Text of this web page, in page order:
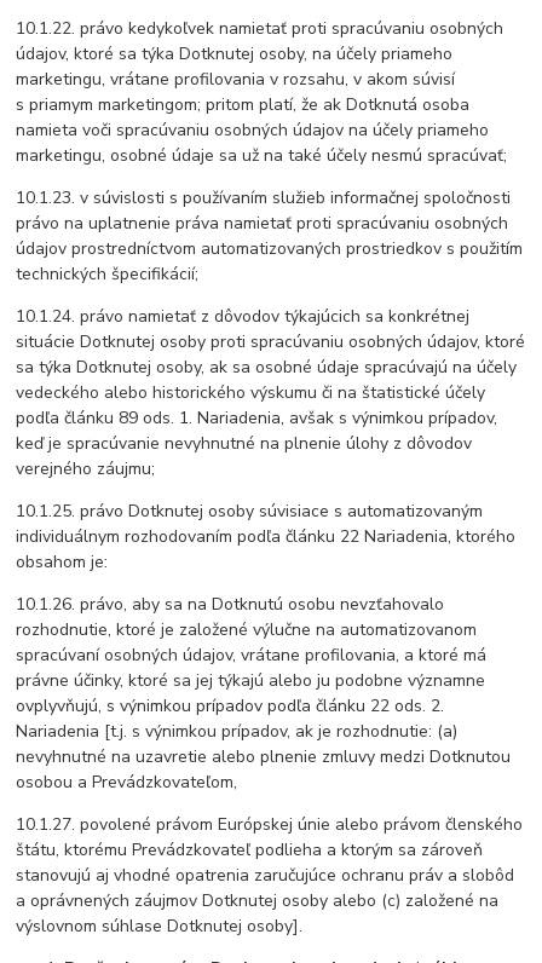
10.1.22. právo kedykoľvek namietať proti spracúvaniu osobných
údajov, ktoré sa týka Dotknutej osoby, na účely priameho
marketingu, vrátane profilovania v rozsahu, v akom súvisí
s priamym marketingom; pritom platí, že ak Dotknutá osoba
namieta voči spracúvaniu osobných údajov na účely priameho
marketingu, osobné údaje sa už na také účely nesmú spracúvať;
10.1.23. v súvislosti s používaním služieb informačnej spoločnosti
právo na uplatnenie práva namietať proti spracúvaniu osobných
údajov prostredníctvom automatizovaných prostriedkov s použitím
technických špecifikácií;
10.1.24. právo namietať z dôvodov týkajúcich sa konkrétnej
situácie Dotknutej osoby proti spracúvaniu osobných údajov, ktoré
sa týka Dotknutej osoby, ak sa osobné údaje spracúvajú na účely
vedeckého alebo historického výskumu či na štatistické účely
podľa článku 89 ods. 1. Nariadenia, avšak s výnimkou prípadov,
keď je spracúvanie nevyhnutné na plnenie úlohy z dôvodov
verejného záujmu;
10.1.25. právo Dotknutej osoby súvisiace s automatizovaným
individuálnym rozhodovaním podľa článku 22 Nariadenia, ktorého
obsahom je:
10.1.26. právo, aby sa na Dotknutú osobu nevzťahovalo
rozhodnutie, ktoré je založené výlučne na automatizovanom
spracúvaní osobných údajov, vrátane profilovania, a ktoré má
právne účinky, ktoré sa jej týkajú alebo ju podobne významne
ovplyvňujú, s výnimkou prípadov podľa článku 22 ods. 2.
Nariadenia [t.j. s výnimkou prípadov, ak je rozhodnutie: (a)
nevyhnutné na uzavretie alebo plnenie zmluvy medzi Dotknutou
osobou a Prevádzkovateľom,
10.1.27. povolené právom Európskej únie alebo právom členského
štátu, ktorému Prevádzkovateľ podlieha a ktorým sa zároveň
stanovujú aj vhodné opatrenia zaručujúce ochranu práv a slobôd
a oprávnených záujmov Dotknutej osoby alebo (c) založené na
výslovnom súhlase Dotknutej osoby].